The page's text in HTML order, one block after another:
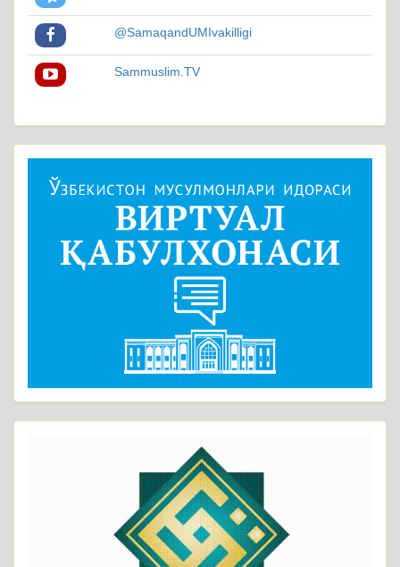
@SamaqandUMIvakilligi
Sammuslim.TV